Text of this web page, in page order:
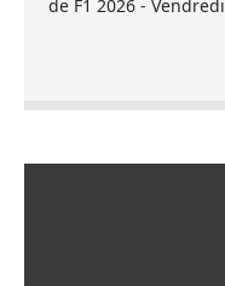
de F1 2026 - Vendredi